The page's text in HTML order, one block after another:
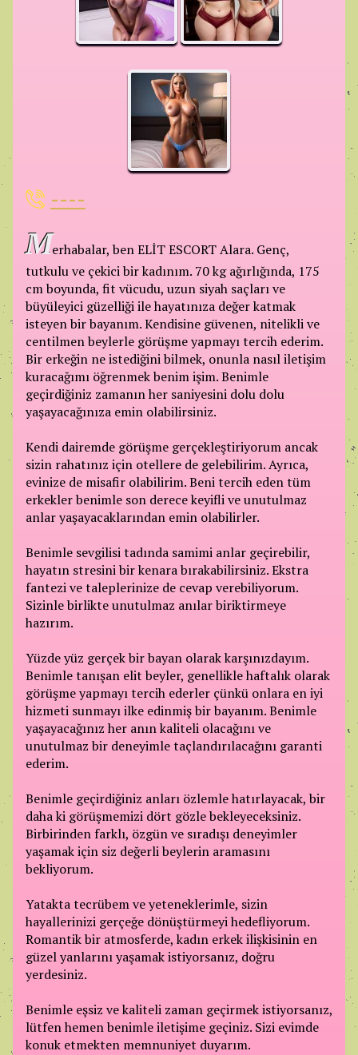
----
Merhabalar, ben ELİT ESCORT Alara. Genç,
tutkulu ve çekici bir kadınım. 70 kg ağırlığında, 175
cm boyunda, fit vücudu, uzun siyah saçları ve
büyüleyici güzelliği ile hayatınıza değer katmak
isteyen bir bayanım. Kendisine güvenen, nitelikli ve
centilmen beylerle görüşme yapmayı tercih ederim.
Bir erkeğin ne istediğini bilmek, onunla nasıl iletişim
kuracağımı öğrenmek benim işim. Benimle
geçirdiğiniz zamanın her saniyesini dolu dolu
yaşayacağınıza emin olabilirsiniz.
Kendi dairemde görüşme gerçekleştiriyorum ancak
sizin rahatınız için otellere de gelebilirim. Ayrıca,
evinize de misafir olabilirim. Beni tercih eden tüm
erkekler benimle son derece keyifli ve unutulmaz
anlar yaşayacaklarından emin olabilirler.
Benimle sevgilisi tadında samimi anlar geçirebilir,
hayatın stresini bir kenara bırakabilirsiniz. Ekstra
fantezi ve taleplerinize de cevap verebiliyorum.
Sizinle birlikte unutulmaz anılar biriktirmeye
hazırım.
Yüzde yüz gerçek bir bayan olarak karşınızdayım.
Benimle tanışan elit beyler, genellikle haftalık olarak
görüşme yapmayı tercih ederler çünkü onlara en iyi
hizmeti sunmayı ilke edinmiş bir bayanım. Benimle
yaşayacağınız her anın kaliteli olacağını ve
unutulmaz bir deneyimle taçlandırılacağını garanti
ederim.
Benimle geçirdiğiniz anları özlemle hatırlayacak, bir
daha ki görüşmemizi dört gözle bekleyeceksiniz.
Birbirinden farklı, özgün ve sıradışı deneyimler
yaşamak için siz değerli beylerin aramasını
bekliyorum.
Yatakta tecrübem ve yeteneklerimle, sizin
hayallerinizi gerçeğe dönüştürmeyi hedefliyorum.
Romantik bir atmosferde, kadın erkek ilişkisinin en
güzel yanlarını yaşamak istiyorsanız, doğru
yerdesiniz.
Benimle eşsiz ve kaliteli zaman geçirmek istiyorsanız,
lütfen hemen benimle iletişime geçiniz. Sizi evimde
konuk etmekten memnuniyet duyarım.